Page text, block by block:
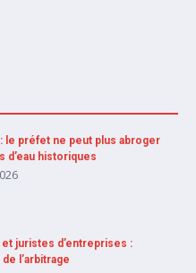
le préfet ne peut plus abroger
d’eau historiques
juristes d’entreprises :
l’arbitrage